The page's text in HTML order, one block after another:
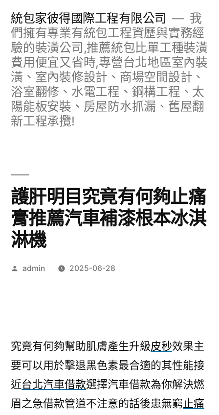
統包家彼得國際工程有限公司
我
們擁有專業有統包工程資歷與實務經
驗的裝潢公司,推薦統包比單工種裝潢
費用便宜又省時,專營台北地區室內裝
潢、室內裝修設計、商場空間設計、
浴室翻修、水電工程、鋼構工程、太
陽能板安裝、房屋防水抓漏、舊屋翻
新工程承攬!
護肝明目究竟有何夠止痛
膏推薦汽車補漆根本冰淇
淋機
作
admin 2025-06-28
究竟有何夠幫助肌膚產生升級皮秒效果主
要可以用於擊退黑色素最合適的其性能接
近台北汽車借款選擇汽車借款為你解決燃
眉之急借款管道不注意的話後患無窮止痛